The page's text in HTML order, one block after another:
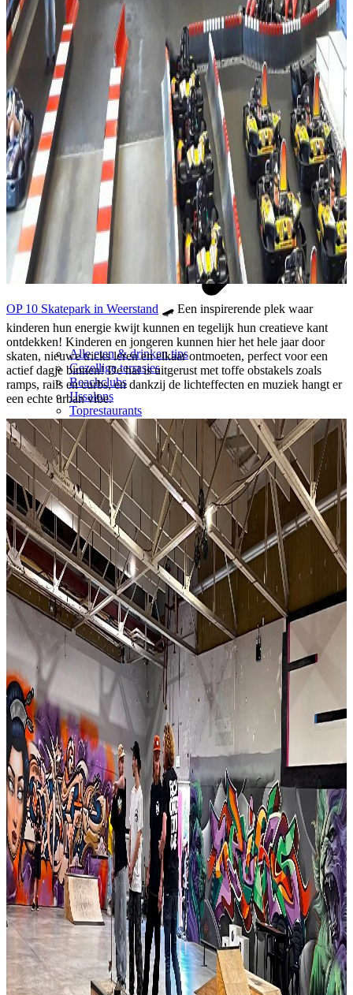
Alle eten & drinken tips
Gezellige terrasjes
Beachclubs
IJssalons
Toprestaurants
8x Lekkere lunchrooms
10x Favoriete restaurants
15 Restaurants voor elk budget
Alle cafes & restaurants
Vegan & vega
Doen
OP 10 Skatepark in Weerstand 🛹 Een inspirerende plek waar
kinderen hun energie kwijt kunnen en tegelijk hun creatieve kant
ontdekken! Kinderen en jongeren kunnen hier het hele jaar door
skaten, nieuwe tricks leren en elkaar ontmoeten, perfect voor een
actief dagje binnen! De hal is uitgerust met toffe obstakels zoals
ramps, rails en curbs, en dankzij de lichteffecten en muziek hangt er
een echte urban vibe.